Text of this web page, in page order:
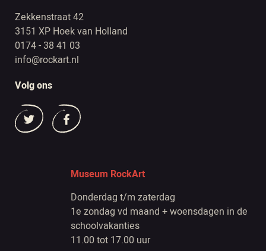
Zekkenstraat 42
3151 XP Hoek van Holland
0174 - 38 41 03
info@rockart.nl
Volg ons
Museum RockArt
Donderdag t/m zaterdag
1e zondag vd maand + woensdagen in de
schoolvakanties
11.00 tot 17.00 uur